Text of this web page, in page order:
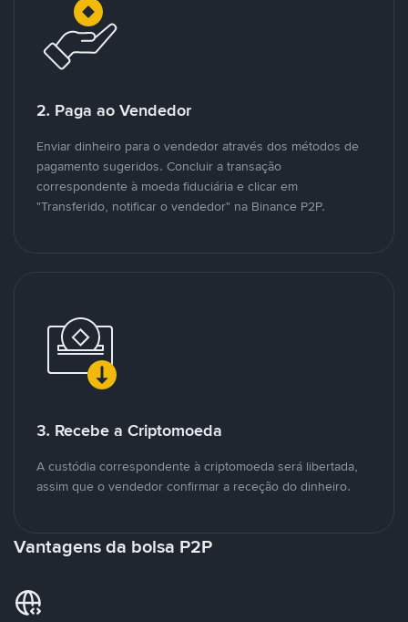
2. Paga ao Vendedor
Enviar dinheiro para o vendedor através dos métodos de
pagamento sugeridos. Concluir a transação
correspondente à moeda fiduciária e clicar em
"Transferido, notificar o vendedor" na Binance P2P.
3. Recebe a Criptomoeda
A custódia correspondente à criptomoeda será libertada,
assim que o vendedor confirmar a receção do dinheiro.
Vantagens da bolsa P2P